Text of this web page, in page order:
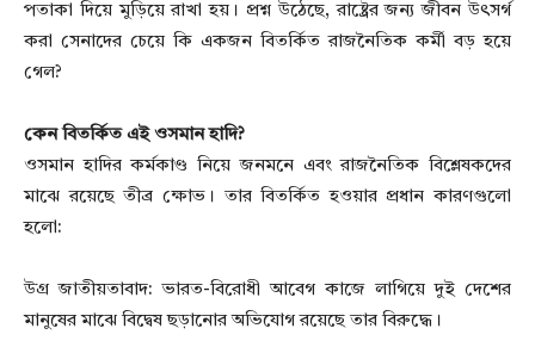
পতাকা দিয়ে মুড়িয়ে রাখা হয়। প্রশ্ন উঠেছে, রাষ্ট্রের জন্য জীবন উৎসর্গ
করা সেনাদের চেয়ে কি একজন বিতর্কিত রাজনৈতিক কর্মী বড় হয়ে
গেল?
কেন বিতর্কিত এই ওসমান হাদি?
ওসমান হাদির কর্মকাণ্ড নিয়ে জনমনে এবং রাজনৈতিক বিশ্লেষকদের
মাঝে রয়েছে তীব্র ক্ষোভ। তার বিতর্কিত হওয়ার প্রধান কারণগুলো
হলো:
উগ্র জাতীয়তাবাদ: ভারত-বিরোধী আবেগ কাজে লাগিয়ে দুই দেশের
মানুষের মাঝে বিদ্বেষ ছড়ানোর অভিযোগ রয়েছে তার বিরুদ্ধে।